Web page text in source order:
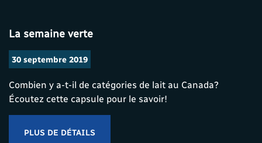
La semaine verte
30 septembre 2019
Combien y a-t-il de catégories de lait au Canada?
Écoutez cette capsule pour le savoir!
PLUS DE DÉTAILS